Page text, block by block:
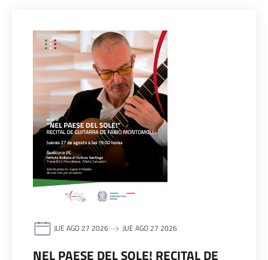
JUE AGO 27 2026 JUE AGO 27 2026
NEL PAESE DEL SOLE! RECITAL DE